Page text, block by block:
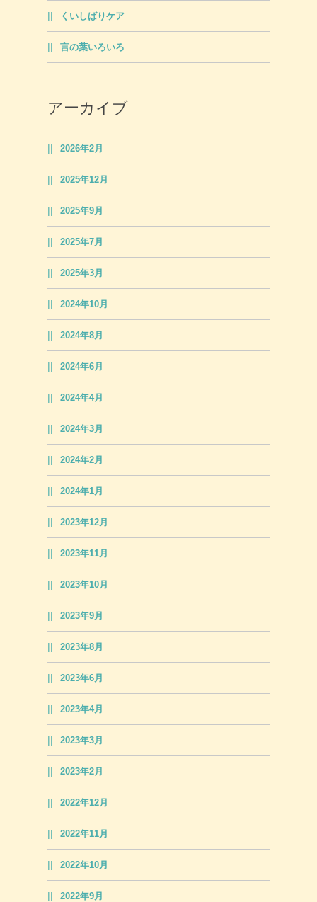
くいしばりケア
言の葉いろいろ
アーカイブ
2026年2月
2025年12月
2025年9月
2025年7月
2025年3月
2024年10月
2024年8月
2024年6月
2024年4月
2024年3月
2024年2月
2024年1月
2023年12月
2023年11月
2023年10月
2023年9月
2023年8月
2023年6月
2023年4月
2023年3月
2023年2月
2022年12月
2022年11月
2022年10月
2022年9月